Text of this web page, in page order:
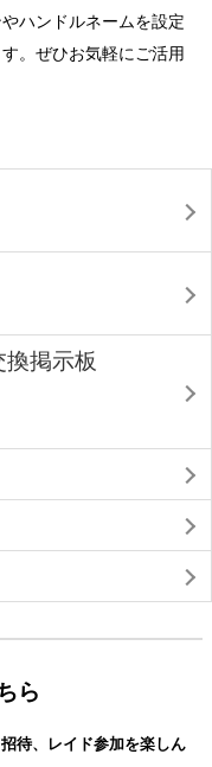
ハンドルネームを設定
。ぜひお気軽にご活用
掲示板
ら
待、レイド参加を楽しん